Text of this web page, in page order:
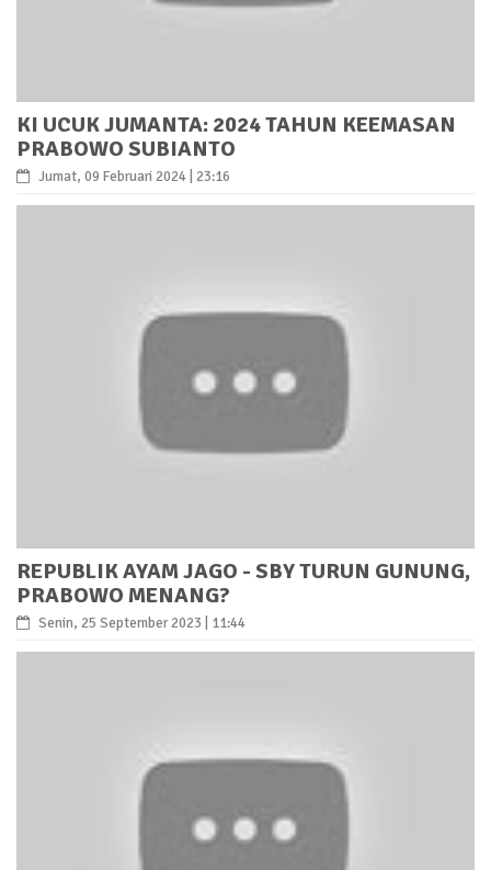
KI UCUK JUMANTA: 2024 TAHUN KEEMASAN
PRABOWO SUBIANTO
Jumat, 09 Februari 2024 | 23:16
REPUBLIK AYAM JAGO - SBY TURUN GUNUNG,
PRABOWO MENANG?
Senin, 25 September 2023 | 11:44